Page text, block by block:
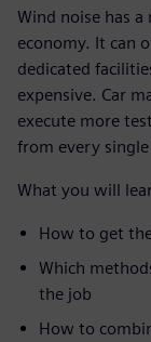
Wind noise has a
economy. It can
dedicated
expensive. Car
execute more
from every
What you will
How to get
Which
the job
How to